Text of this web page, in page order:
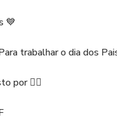
💙
trabalhar o dia dos
por 👇🏻